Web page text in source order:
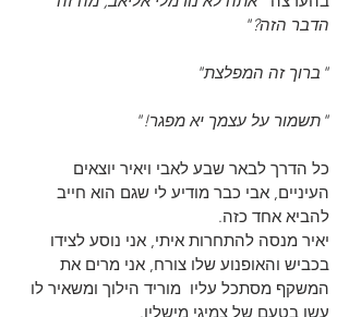
הדבר הזה?"
"ברוך זה המפלצת"
"תשמור על עצמך יא מפגר!"
כל הדרך לבאר שבע לאבי ויאיר יוצאים
העיניים, אבי כבר מודיע לי שגם הוא חייב
להביא אחד כזה.
יאיר מנסה להתחרות איתי, אני נוסע לצידו
בכביש והאופנוע שלו צורח, אני מרים את
המשקף מסתכל עליו  מוריד הילוך ומשאיר לו
עשן בטעם של צמיגי מישלין.